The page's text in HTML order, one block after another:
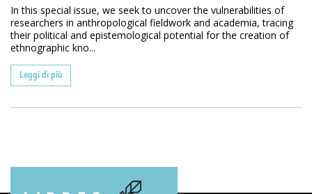
In this special issue, we seek to uncover the vulnerabilities of
researchers in anthropological fieldwork and academia, tracing
their political and epistemological potential for the creation of
ethnographic kno...
Leggi di più